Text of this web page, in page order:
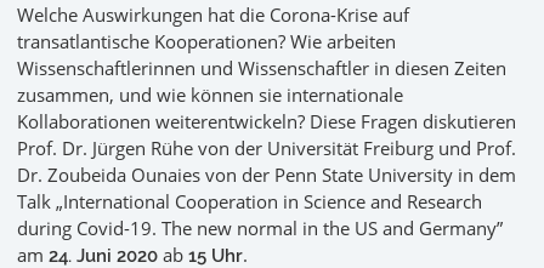
Welche Auswirkungen hat die Corona-Krise auf
transatlantische Kooperationen? Wie arbeiten
Wissenschaftlerinnen und Wissenschaftler in diesen Zeiten
zusammen, und wie können sie internationale
Kollaborationen weiterentwickeln? Diese Fragen diskutieren
Prof. Dr. Jürgen Rühe von der Universität Freiburg und Prof.
Dr. Zoubeida Ounaies von der Penn State University in dem
Talk „International Cooperation in Science and Research
during Covid-19. The new normal in the US and Germany”
am 24. Juni 2020 ab 15 Uhr.